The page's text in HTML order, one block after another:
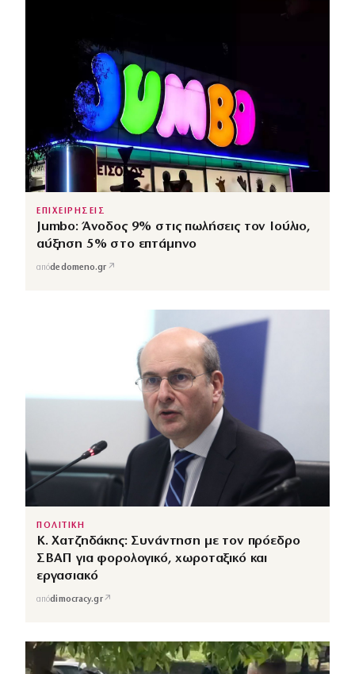
ΕΠΙΧΕΙΡΗΣΕΙΣ
Jumbo: Άνοδος 9% στις πωλήσεις τον Ιούλιο,
αύξηση 5% στο επτάμηνο
απόdedomeno.gr ↗
ΠΟΛΙΤΙΚΗ
Κ. Χατζηδάκης: Συνάντηση με τον πρόεδρο
ΣΒΑΠ για φορολογικό, χωροταξικό και
εργασιακό
απόdimocracy.gr↗